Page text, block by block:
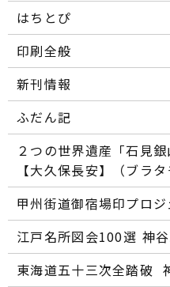
はちとぴ
印刷全般
新刊情報
ふだん記
２つの世界遺産「石見
【大久保長安】（ブラ
甲州街道御宿場印プロジ
江戸名所図会100選―― 神
東海道五十三次全踏破 ――